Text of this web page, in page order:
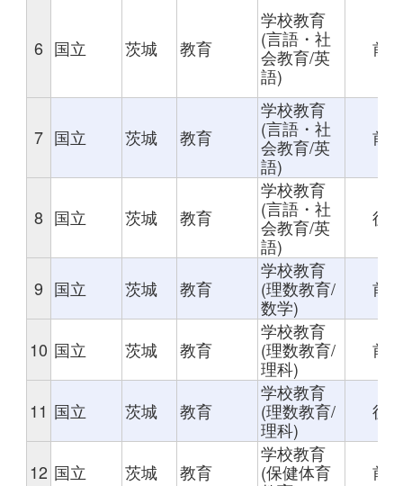
6 国立 茨城 教育
学校教育
(言語・社
会教育/英
語)
前
7 国立 茨城 教育
学校教育
(言語・社
会教育/英
語)
前
8 国立 茨城 教育
学校教育
(言語・社
会教育/英
語)
後
9 国立 茨城 教育
学校教育
(理数教育/
数学)
前
10 国立 茨城 教育
学校教育
(理数教育/
理科)
前
11 国立 茨城 教育
学校教育
(理数教育/
理科)
後
12 国立 茨城 教育
学校教育
(保健体育
前